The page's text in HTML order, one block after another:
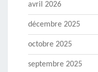
avril 2026
décembre 2025
octobre 2025
septembre 2025